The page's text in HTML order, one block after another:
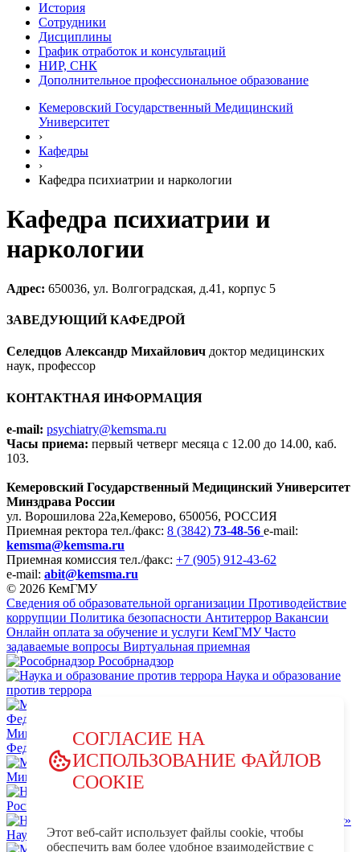
История
Сотрудники
Дисциплины
График отработок и консультаций
НИР, СНК
Дополнительное профессиональное образование
Кемеровский Государственный Медицинский
Университет
›
Кафедры
›
Кафедра психиатрии и наркологии
Кафедра психиатрии и
наркологии
Адрес: 650036, ул. Волгоградская, д.41, корпус 5
ЗАВЕДУЮЩИЙ КАФЕДРОЙ
Селедцов Александр Михайлович доктор медицинских
наук, профессор
КОНТАКТНАЯ ИНФОРМАЦИЯ
e-mail: psychiatry@kemsma.ru
Часы приема: первый четверг месяца с 12.00 до 14.00, каб.
103.
Кемеровский Государственный Медицинский Университет
Минздрава России
ул. Ворошилова 22а,Кемерово, 650056, РОССИЯ
Приемная ректора тел./факс: 8 (3842) 73-48-56 e-mail:
kemsma@kemsma.ru
Приемная комиссия тел./факс: +7 (905) 912-43-62
e-mail: abit@kemsma.ru
© 2026 КемГМУ
Сведения об образовательной организации Противодействие
коррупции Политика безопасности Антитеррор Вакансии
Онлайн оплата за обучение и услуги КемГМУ Часто
задаваемые вопросы Виртуальная приемная
Рособрнадзор
Наука и образование
против террора
Министерство науки и высшего образования Российской
Федерации
Министерство просвещения Российской Федерации
НЦПТИ.РФ
Роспотребнадзор
Научно-образовательный центр мирового уровня «Кузбасс»
MAX - КемГМУ
VK -
СОГЛАСИЕ НА
ИСПОЛЬЗОВАНИЕ ФАЙЛОВ
COOKIE
Этот веб-сайт использует файлы cookie, чтобы
обеспечить вам более удобное взаимодействие с